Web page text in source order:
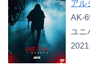
アル
AK-
ユニ